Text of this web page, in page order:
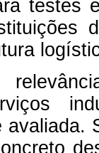
testes
avaliada.